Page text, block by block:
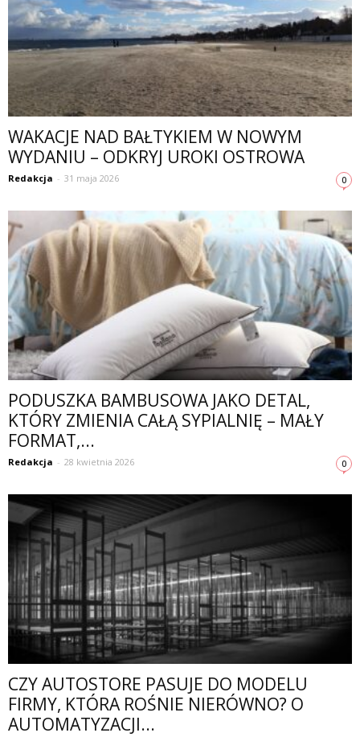
WAKACJE NAD BAŁTYKIEM W NOWYM
WYDANIU – ODKRYJ UROKI OSTROWA
Redakcja - 31 maja 2026 0
PODUSZKA BAMBUSOWA JAKO DETAL,
KTÓRY ZMIENIA CAŁĄ SYPIALNIĘ – MAŁY
FORMAT,...
Redakcja - 28 kwietnia 2026 0
CZY AUTOSTORE PASUJE DO MODELU
FIRMY, KTÓRA ROŚNIE NIERÓWNO? O
AUTOMATYZACJI...